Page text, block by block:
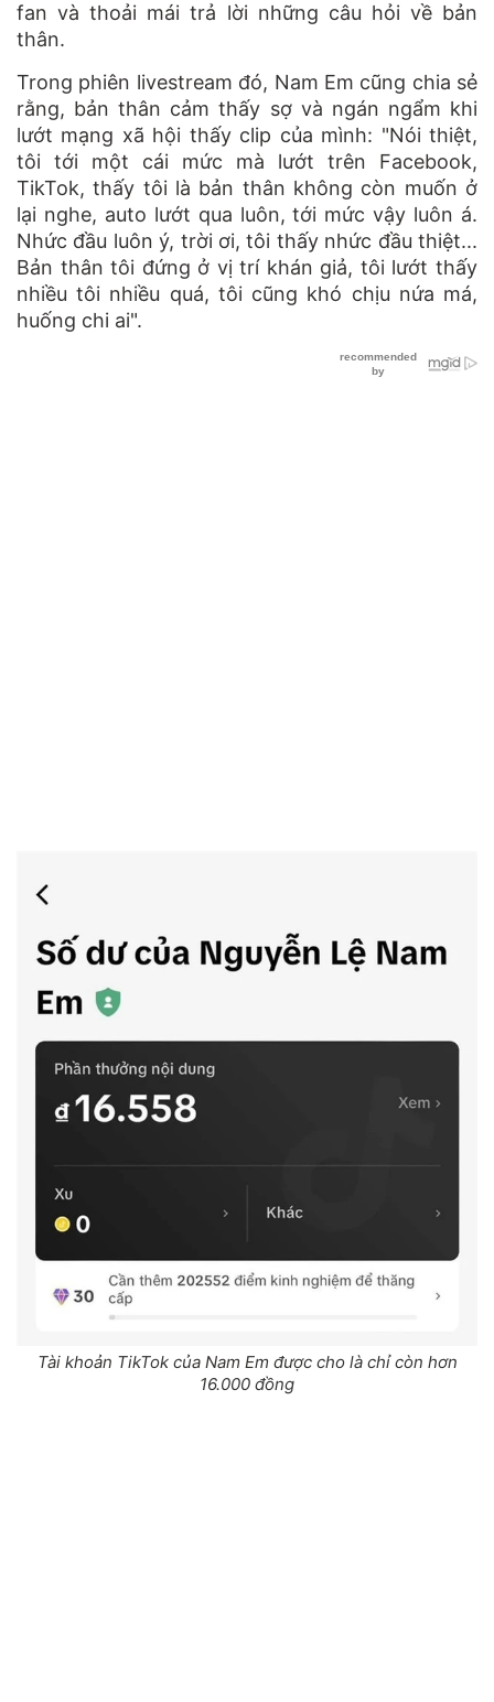
fan và thoải mái trả lời những câu hỏi về bản
thân.
Trong phiên livestream đó, Nam Em cũng chia sẻ
rằng, bản thân cảm thấy sợ và ngán ngẩm khi
lướt mạng xã hội thấy clip của mình: "Nói thiệt,
tôi tới một cái mức mà lướt trên Facebook,
TikTok, thấy tôi là bản thân không còn muốn ở
lại nghe, auto lướt qua luôn, tới mức vậy luôn á.
Nhức đầu luôn ý, trời ơi, tôi thấy nhức đầu thiệt...
Bản thân tôi đứng ở vị trí khán giả, tôi lướt thấy
nhiều tôi nhiều quá, tôi cũng khó chịu nứa má,
huống chi ai".
Tài khoản TikTok của Nam Em được cho là chỉ còn hơn
16.000 đồng